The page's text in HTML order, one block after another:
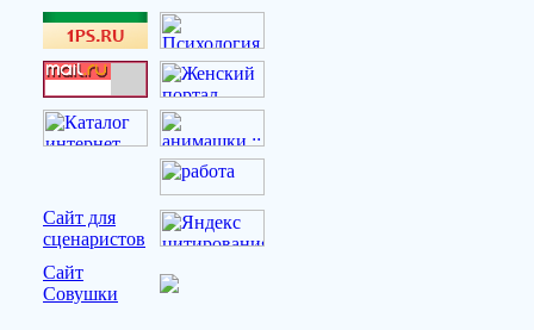
Сайт для
сценаристов
Сайт
Совушки